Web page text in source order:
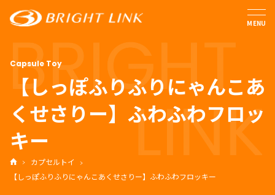
MENU
【しっぽふりふりにゃんこあ
くせさりー】ふわふわフロッ
キー
カプセルトイ
【しっぽふりふりにゃんこあくせさりー】ふわふわフロッキー